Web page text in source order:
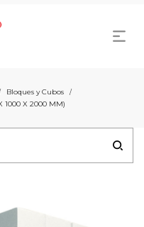
Bloques y Cubos /
1000 X 2000 MM)